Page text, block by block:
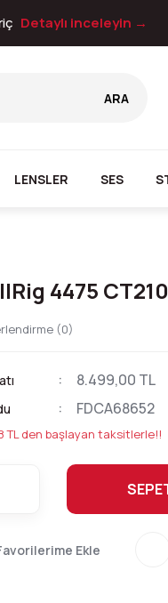
Detaylı inceleyin →
ARA
LENSLER SES
4475
(0)
8.499,00 TL
FDCA68652
TL den başlayan taksitlerle!!